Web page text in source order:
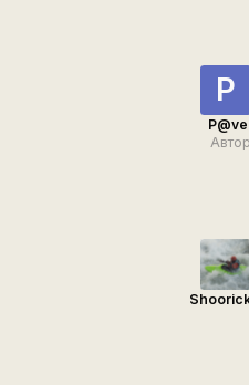
P
Автор